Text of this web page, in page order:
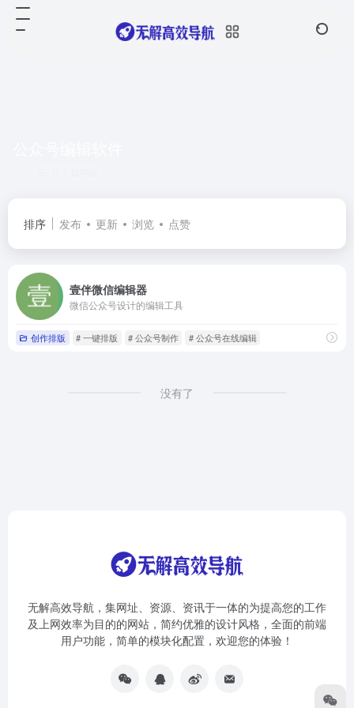
排序 发布 更新 浏览 点赞
壹伴微信编辑器
微信公众号设计的编辑工具
创作排版 # 一键排版 # 公众号制作 # 公众号在线编辑
没有了
无解高效导航，集网址、资源、资讯于一体的为提高您的工作
及上网效率为目的的网站，简约优雅的设计风格，全面的前端
用户功能，简单的模块化配置，欢迎您的体验！